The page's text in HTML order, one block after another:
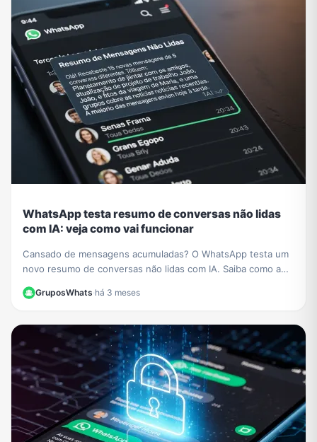
WhatsApp testa resumo de conversas não lidas
com IA: veja como vai funcionar
Cansado de mensagens acumuladas? O WhatsApp testa um
novo resumo de conversas não lidas com IA. Saiba como a
função vai organizar seus chats e economizar seu tempo.
GruposWhats·há 3 meses